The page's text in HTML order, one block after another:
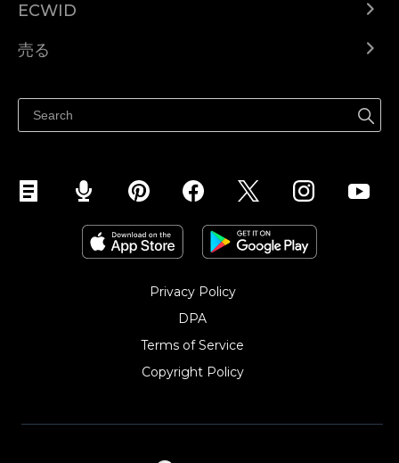
ECWID
ヘルプセンター
売る
Facebookで販売する
Instagramで販売する
Privacy Policy
DPA
Terms of Service
Copyright Policy‎